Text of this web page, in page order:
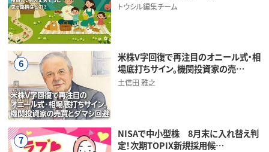
トウシル編集チーム
6
米株V字回復で再注目のオニール式・相
場底打ちサイン。機関投資家の売…
土信田 雅之
7
NISAで中小型株 8月末に入れ替え判
定！次期TOPIX新規採用候…